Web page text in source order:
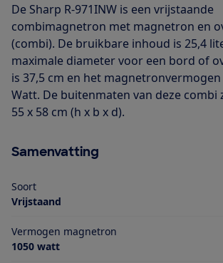
De Sharp R-971INW is een vrijstaande
combimagnetron met magnetron en
(combi). De bruikbare inhoud is 25,4
maximale diameter voor een bord of
is 37,5 cm en het magnetronvermogen
Watt. De buitenmaten van deze combi
55 x 58 cm (h x b x d).
Samenvatting
Soort
Vrijstaand
Vermogen magnetron
1050 watt